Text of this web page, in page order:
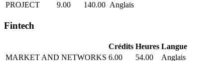
PROJECT
9.00 140.00 Anglais
Fintech
Crédits Heures Langue
MARKET AND NETWORKS 6.00 54.00
Anglais